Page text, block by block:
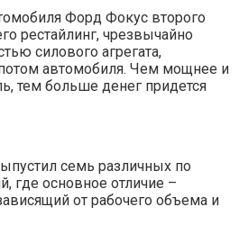
Форд Фокус второго
рестайлинг, чрезвычайно
силового агрегата,
автомобиля. Чем мощнее и
тем больше денег придется
семь различных по
где основное отличие –
от рабочего объема и